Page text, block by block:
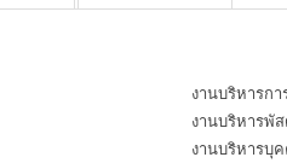
งานบริหารก
งานบริหารพั
งานบริหารบุ